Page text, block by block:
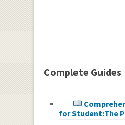
Complete Guides
for Student:The